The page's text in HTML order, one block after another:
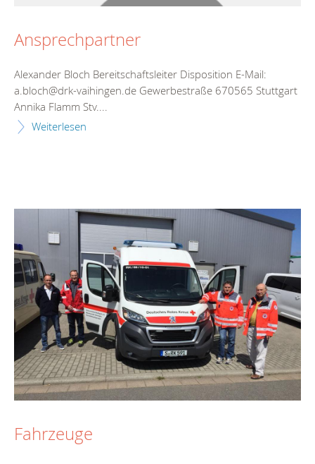
Ansprechpartner
Alexander Bloch Bereitschaftsleiter Disposition E-Mail:
a.bloch@drk-vaihingen.de Gewerbestraße 670565 Stuttgart
Annika Flamm Stv....
Weiterlesen
Fahrzeuge